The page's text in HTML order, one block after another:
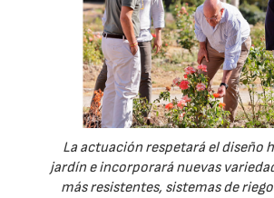
La actuación respetará el diseño
jardín e incorporará nuevas
más resistentes, sistemas de